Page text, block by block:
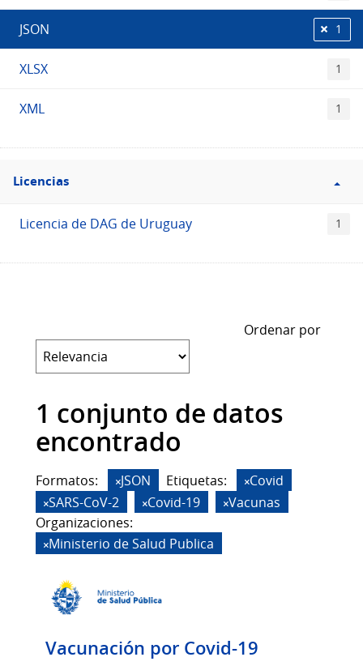
JSON 1
XLSX 1
XML 1
Filtro
Licencias
Licencias
Licencia de DAG de Uruguay 1
Ordenar por
1 conjunto de datos
encontrado
Formatos: JSON Etiquetas:
Covid
SARS-CoV-2
Covid-19
Vacunas
Organizaciones:
Ministerio de Salud Publica
Vacunación por Covid-19